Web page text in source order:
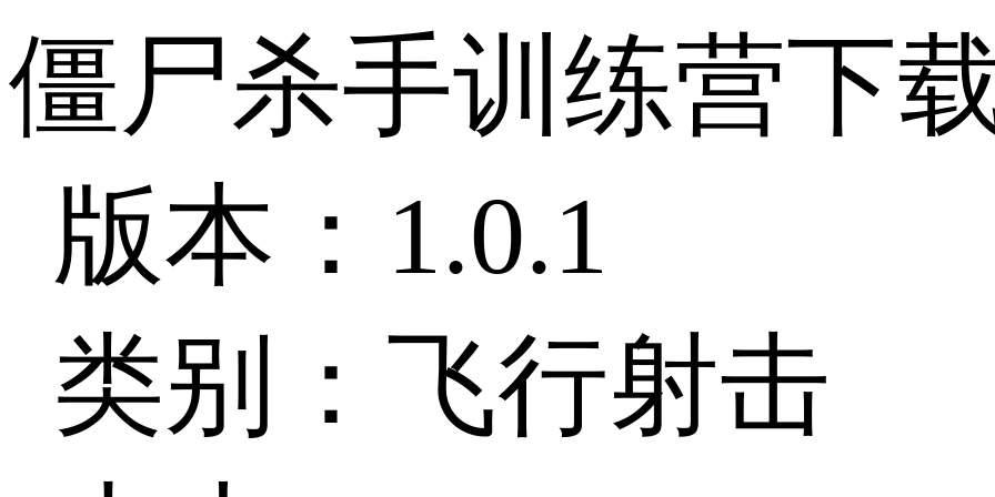
僵尸杀手训练营下
版本：1.0.1
类别：飞行射击